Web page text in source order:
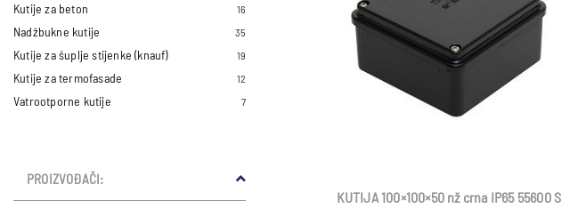
Kutije za beton 16
Nadžbukne kutije 35
Kutije za šuplje stijenke (knauf) 19
Kutije za termofasade 12
Vatrootporne kutije 7
PROIZVOĐAČI:
KUTIJA 100×100×50 nž crna IP65 55600 S